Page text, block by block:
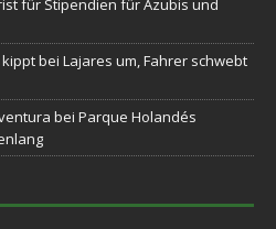
für Stipendien für Azubis und
bei Lajares um, Fahrer schwebt
bei Parque Holandés